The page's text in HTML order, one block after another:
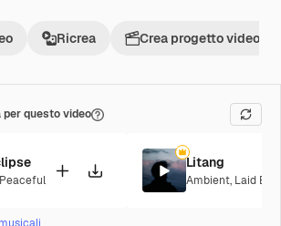
Ricrea Crea progetto video
questo video
Peaceful
Litang
Ambient, Laid